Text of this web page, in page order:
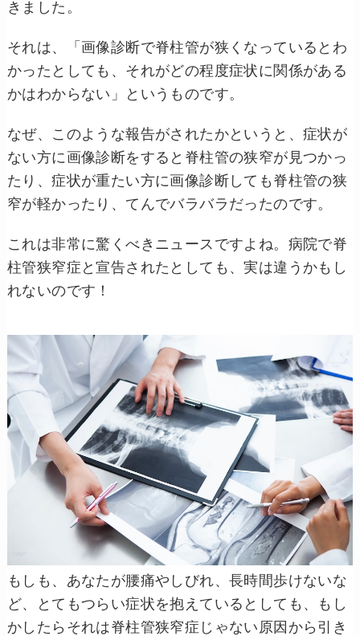
きました。
それは、「画像診断で脊柱管が狭くなっているとわ
かったとしても、それがどの程度症状に関係がある
かはわからない」というものです。
なぜ、このような報告がされたかというと、症状が
ない方に画像診断をすると脊柱管の狭窄が見つかっ
たり、症状が重たい方に画像診断しても脊柱管の狭
窄が軽かったり、てんでバラバラだったのです。
これは非常に驚くべきニュースですよね。病院で脊
柱管狭窄症と宣告されたとしても、実は違うかもし
れないのです！
もしも、あなたが腰痛やしびれ、長時間歩けないな
ど、とてもつらい症状を抱えているとしても、もし
かしたらそれは脊柱管狭窄症じゃない原因から引き